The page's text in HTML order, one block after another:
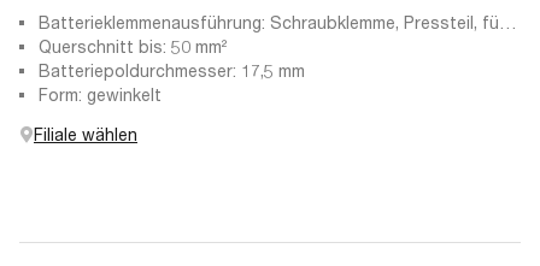
Batterieklemmenausführung: Schraubklemme, Pressteil, für
Pluspol
Querschnitt bis: 50 mm²
Batteriepoldurchmesser: 17,5 mm
Form: gewinkelt
Filiale wählen